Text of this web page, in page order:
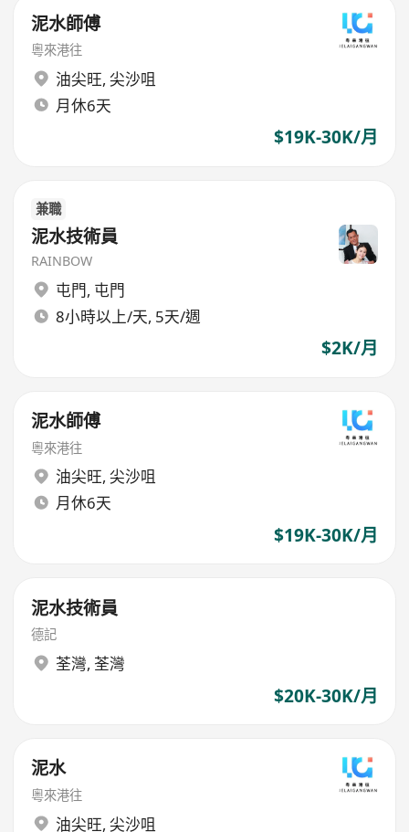
泥水師傅
粵來港往
油尖旺, 尖沙咀
月休6天
$19K-30K/月
兼職
泥水技術員
RAINBOW
屯門, 屯門
8小時以上/天, 5天/週
$2K/月
泥水師傅
粵來港往
油尖旺, 尖沙咀
月休6天
$19K-30K/月
泥水技術員
德記
荃灣, 荃灣
$20K-30K/月
泥水
粵來港往
油尖旺, 尖沙咀